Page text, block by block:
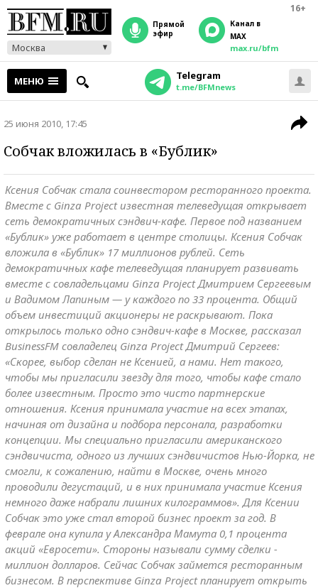
16+
Москва
прямой
эфир
Канал в
MAX
max.ru/bfm
МЕНЮ Telegram
t.me/BFMnews
25 июня 2010, 17:45
Собчак вложилась в «Бублик»
Ксения Собчак стала соинвестором ресторанного проекта.
Вместе с Ginza Project известная телеведущая открывает
сеть демократичных сэндвич-кафе. Первое под названием
«Бублик» уже работает в центре столицы. Ксения Собчак
вложила в «Бублик» 17 миллионов рублей. Сеть
демократичных кафе телеведущая планирует развивать
вместе с совладельцами Ginza Project Дмитрием Сергеевым
и Вадимом Лапиным — у каждого по 33 процента. Общий
объем инвестиций акционеры не раскрывают. Пока
открылось только одно сэндвич-кафе в Москве, рассказал
BusinessFM совладелец Ginza Project Дмитрий Сергеев:
«Скорее, выбор сделан не Ксенией, а нами. Нет такого,
чтобы мы пригласили звезду для того, чтобы кафе стало
более известным. Просто это чисто партнерские
отношения. Ксения принимала участие на всех этапах,
начиная от дизайна и подбора персонала, разработки
концепции. Мы специально пригласили американского
сэндвичиста, одного из лучших сэндвичистов Нью-Йорка, не
смогли, к сожалению, найти в Москве, очень много
проводили дегустаций, и в них принимала участие Ксения
немного даже набрали лишних килограммов». Для Ксении
Собчак это уже стал второй бизнес проект за год. В
феврале она купила у Александра Мамута 0,1 процента
акций «Евросети». Стороны называли сумму сделки -
миллион долларов. Сейчас Собчак займется ресторанным
бизнесом. В перспективе Ginza Project планирует открыть